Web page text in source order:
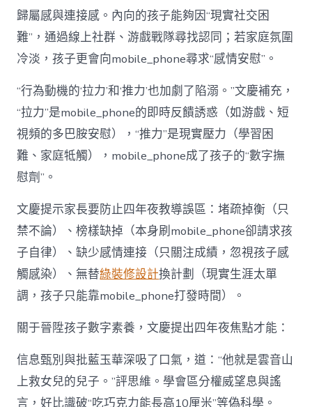
歸屬感與連接感。內向的孩子能夠因“現實社交困
難”，通過線上社群、游戲戰隊尋找認同；若家庭氛圍
冷淡，孩子更會向mobile_phone尋求“感情安慰”。
“行為動機的‘拉力’和‘推力’也加劇了陷溺。”文慶補充，
“拉力”是mobile_phone的即時反饋誘惑（如游戲、短
視頻的多巴胺安慰），“推力”是現實壓力（學習困
難、家庭牴觸），mobile_phone成了孩子的“數字撫
慰劑”。
文慶提示家長要防止四年夜教導誤區：堵疏掉衡（只
禁不論）、榜樣缺掉（本身刷mobile_phone卻請求孩
子自律）、缺少感情連接（只關注成績，忽視孩子感
觸感染）、無替綠裝修設計換計劃（現實生涯太單
調，孩子只能靠mobile_phone打發時間）。
關于晉陞孩子數字素養，文慶提出四年夜焦點才能：
信息甄別與批藍玉華深吸了口氣，道：“他就是雲音山
上救女兒的兒子。”評思維。學會區分權威望息與謠
言，好比識破“吃巧克力能長高10厘米”等偽科學。